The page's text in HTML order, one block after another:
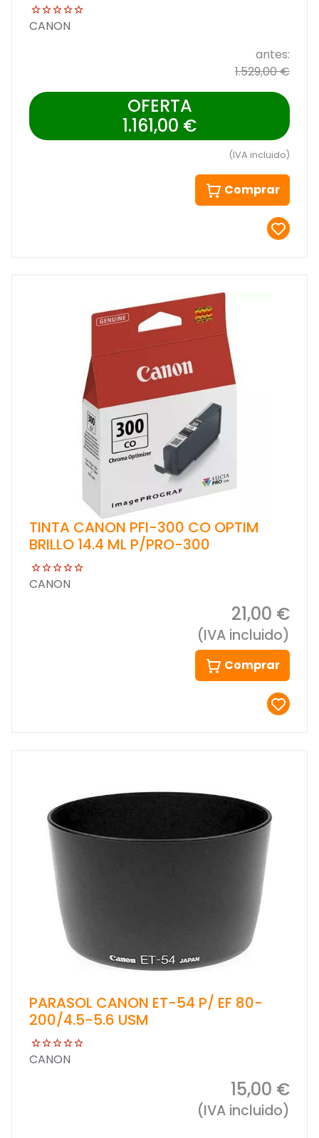
CANON
antes:
1.529,00 €
OFERTA
1.161,00 €
(IVA incluido)
Comprar
TINTA CANON PFI-300 CO OPTIM
BRILLO 14.4 ML P/PRO-300
CANON
21,00 €
(IVA incluido)
Comprar
PARASOL CANON ET-54 P/ EF 80-
200/4.5-5.6 USM
CANON
15,00 €
(IVA incluido)